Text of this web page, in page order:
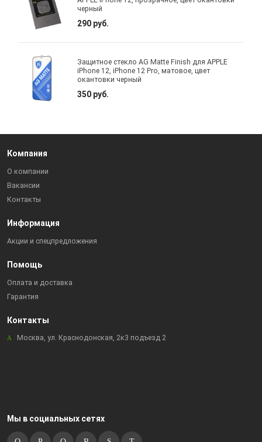
черный
290 руб.
Защитное стекло AG Matte Finish для APPLE
iPhone 12, iPhone 12 Pro, матовое, цвет
окантовки черный
350 руб.
Компания
О компании
Вакансии
Контакты
Информация
Акции и спецпредложения
Помощь
Оплата и доставка
Гарантия
Контакты
Москва, ул. Краснодонская, 2к3 подъезд 2
Мы в социальных сетях